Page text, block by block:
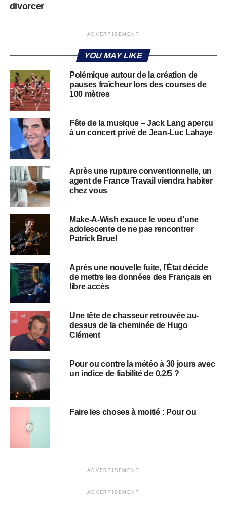
divorcer
ADVERTISEMENT
YOU MAY LIKE
Polémique autour de la création de
pauses fraîcheur lors des courses de
100 mètres
Fête de la musique – Jack Lang aperçu
à un concert privé de Jean-Luc Lahaye
Après une rupture conventionnelle, un
agent de France Travail viendra habiter
chez vous
Make-A-Wish exauce le voeu d’une
adolescente de ne pas rencontrer
Patrick Bruel
Après une nouvelle fuite, l’État décide
de mettre les données des Français en
libre accès
Une tête de chasseur retrouvée au-
dessus de la cheminée de Hugo
Clément
Pour ou contre la météo à 30 jours avec
un indice de fiabilité de 0,2/5 ?
Faire les choses à moitié : Pour ou
ADVERTISEMENT
ADVERTISEMENT